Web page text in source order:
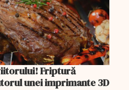
Friptură
unei imprimante 3D